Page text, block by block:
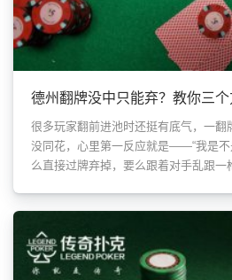
德州翻牌没中只能弃？教你三
很多玩家翻前进池时还挺有底气，一翻
没同花，心里第一反应就是——“我是不
么直接过牌弃掉，要么跟着对手乱跟一